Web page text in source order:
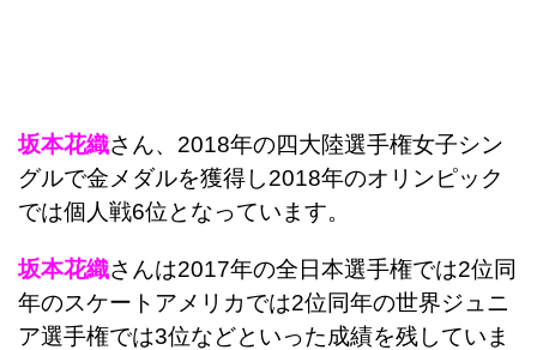
坂本花織さん、2018年の四大陸選手権女子シン
グルで金メダルを獲得し2018年のオリンピック
では個人戦6位となっています。
坂本花織さんは2017年の全日本選手権では2位同
年のスケートアメリカでは2位同年の世界ジュニ
ア選手権では3位などといった成績を残していま